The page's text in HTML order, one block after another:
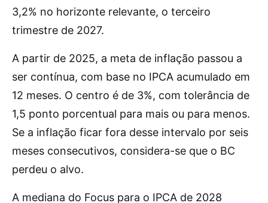
3,2% no horizonte relevante, o terceiro
trimestre de 2027.
A partir de 2025, a meta de inflação passou a
ser contínua, com base no IPCA acumulado em
12 meses. O centro é de 3%, com tolerância de
1,5 ponto porcentual para mais ou para menos.
Se a inflação ficar fora desse intervalo por seis
meses consecutivos, considera-se que o BC
perdeu o alvo.
A mediana do Focus para o IPCA de 2028